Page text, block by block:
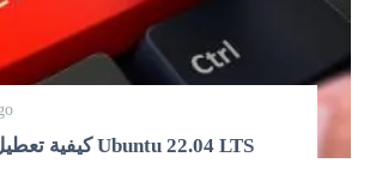
كيفية تعطيل المستودع على Ubuntu 22.04 LTS